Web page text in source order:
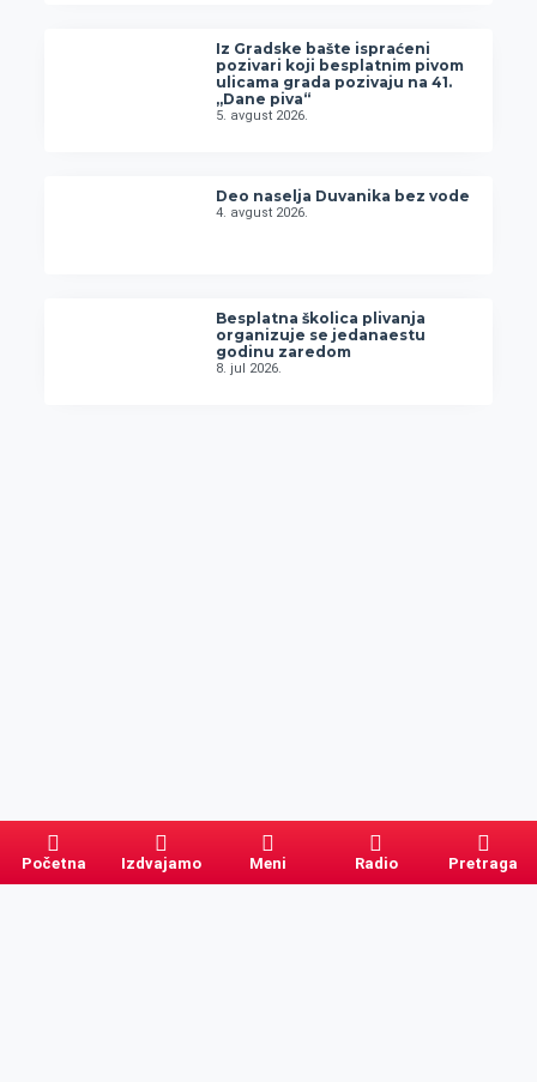
Iz Gradske bašte ispraćeni
pozivari koji besplatnim pivom
ulicama grada pozivaju na 41.
„Dane piva“
5. avgust 2026.
Deo naselja Duvanika bez vode
4. avgust 2026.
Besplatna školica plivanja
organizuje se jedanaestu
godinu zaredom
8. jul 2026.
Početna Izdvajamo Meni Radio Pretraga